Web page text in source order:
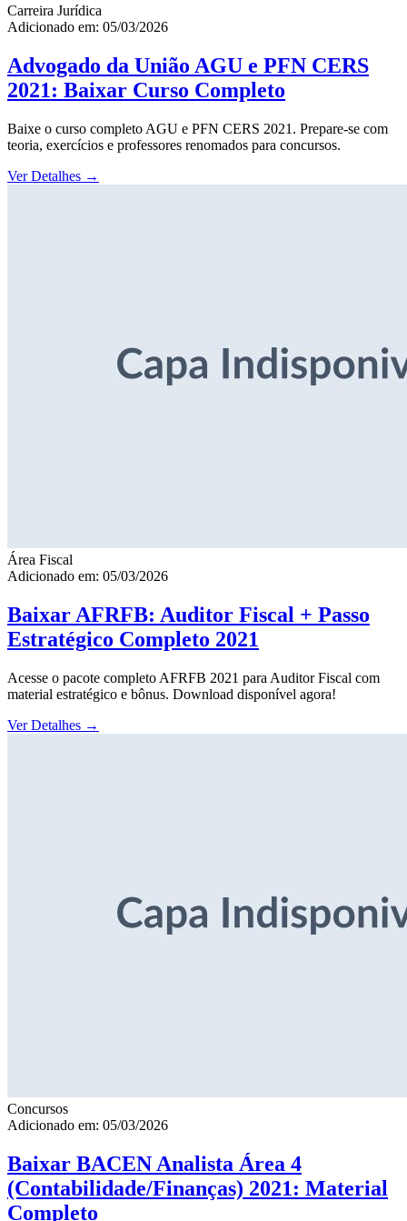
Carreira Jurídica
Adicionado em: 05/03/2026
Advogado da União AGU e PFN CERS
2021: Baixar Curso Completo
Baixe o curso completo AGU e PFN CERS 2021. Prepare-se com
teoria, exercícios e professores renomados para concursos.
Ver Detalhes →
Área Fiscal
Adicionado em: 05/03/2026
Baixar AFRFB: Auditor Fiscal + Passo
Estratégico Completo 2021
Acesse o pacote completo AFRFB 2021 para Auditor Fiscal com
material estratégico e bônus. Download disponível agora!
Ver Detalhes →
Concursos
Adicionado em: 05/03/2026
Baixar BACEN Analista Área 4
(Contabilidade/Finanças) 2021: Material
Completo